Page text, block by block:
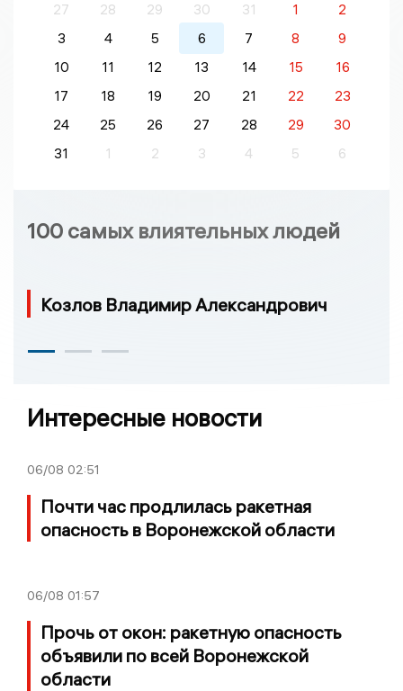
27
28 29 30 31 1
2
3
4 5 6 7 8
9
10
11 12 13 14 15
16
17
18 19 20 21 22
23
24
25 26 27 28 29
30
31
1 2 3 4 5 6
100 самых влиятельных людей
Козлов Владимир Александрович
Интересные новости
06/08 02:51
Почти час продлилась ракетная
опасность в Воронежской области
06/08 01:57
Прочь от окон: ракетную опасность
объявили по всей Воронежской
области